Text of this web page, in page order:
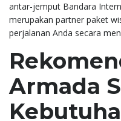
antar-jemput Bandara
merupakan partner paket
perjalanan Anda secara
Armada